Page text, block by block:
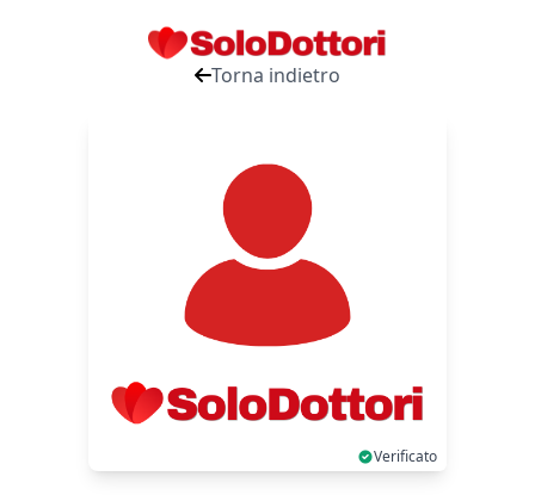
Torna indietro
Verificato